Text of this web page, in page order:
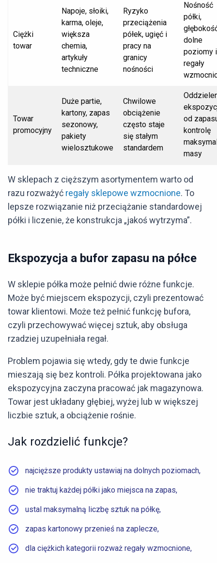
Ciężki
towar
Napoje, słoiki,
karma, oleje,
większa
chemia,
artykuły
techniczne
Ryzyko
przeciążenia
półek, ugięć i
pracy na
granicy
nośności
Nośność
półki,
dolne
poziomy i
regały
Towar
promocyjny
Duże partie,
kartony, zapas
sezonowy,
pakiety
wielosztukowe
Chwilowe
obciążenie
często staje
się stałym
standardem
od
kontrolę
masy
W sklepach z cięższym asortymentem warto od
razu rozważyć regały sklepowe wzmocnione. To
lepsze rozwiązanie niż przeciążanie standardowej
półki i liczenie, że konstrukcja „jakoś wytrzyma”.
Ekspozycja a bufor zapasu na półce
W sklepie półka może pełnić dwie różne funkcje.
Może być miejscem ekspozycji, czyli prezentować
towar klientowi. Może też pełnić funkcję bufora,
czyli przechowywać więcej sztuk, aby obsługa
rzadziej uzupełniała regał.
Problem pojawia się wtedy, gdy te dwie funkcje
mieszają się bez kontroli. Półka projektowana jako
ekspozycyjna zaczyna pracować jak magazynowa.
Towar jest układany głębiej, wyżej lub w większej
liczbie sztuk, a obciążenie rośnie.
Jak rozdzielić funkcje?
najcięższe produkty ustawiaj na dolnych poziomach,
nie traktuj każdej półki jako miejsca na zapas,
ustal maksymalną liczbę sztuk na półkę,
zapas kartonowy przenieś na zaplecze,
dla ciężkich kategorii rozważ regały wzmocnione,